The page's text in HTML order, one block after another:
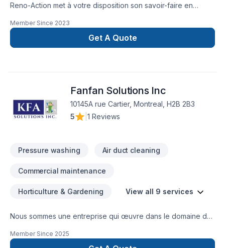
Reno-Action met à votre disposition son savoir-faire en
Peinture extérieur, Plancher, Salle de bain, Sous-sol, Teinture
de plancher, Tirage de joint pour embellir vos espaces à
Lanaudière,Laval,Montréal. Grâce à notre approche centrée
projet. Notre engagement est simple : offrir un service
d'exception, centré sur vos besoins et vos aspirations.
Member Since 2023
Get A Quote
Fanfan Solutions Inc
10145A rue Cartier, Montreal, H2B 2B3
5
1 Reviews
Pressure washing Air duct cleaning
Commercial maintenance
Horticulture & Gardening View all 9 services
Nous sommes une entreprise qui œuvre dans le domaine de
ménager, les réparations mineures , le décapage et le
Member Since 2025